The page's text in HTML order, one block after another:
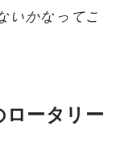
いかなってこ
ータリー